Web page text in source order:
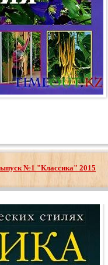
№1 "Классика" 2015